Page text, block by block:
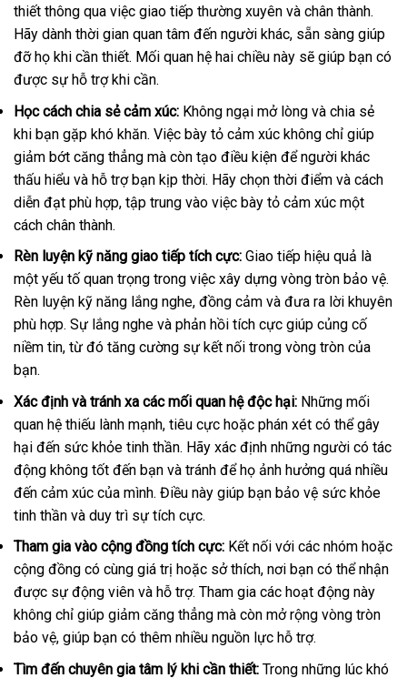
thiết thông qua việc giao tiếp thường xuyên và chân thành.
Hãy dành thời gian quan tâm đến người khác, sẵn sàng giúp
đỡ họ khi cần thiết. Mối quan hệ hai chiều này sẽ giúp bạn có
được sự hỗ trợ khi cần.
Học cách chia sẻ cảm xúc: Không ngại mở lòng và chia sẻ
khi bạn gặp khó khăn. Việc bày tỏ cảm xúc không chỉ giúp
giảm bớt căng thẳng mà còn tạo điều kiện để người khác
thấu hiểu và hỗ trợ bạn kịp thời. Hãy chọn thời điểm và cách
diễn đạt phù hợp, tập trung vào việc bày tỏ cảm xúc một
cách chân thành.
Rèn luyện kỹ năng giao tiếp tích cực: Giao tiếp hiệu quả là
một yếu tố quan trọng trong việc xây dựng vòng tròn bảo vệ.
Rèn luyện kỹ năng lắng nghe, đồng cảm và đưa ra lời khuyên
phù hợp. Sự lắng nghe và phản hồi tích cực giúp củng cố
niềm tin, từ đó tăng cường sự kết nối trong vòng tròn của
bạn.
Xác định và tránh xa các mối quan hệ độc hại: Những mối
quan hệ thiếu lành mạnh, tiêu cực hoặc phán xét có thể gây
hại đến sức khỏe tinh thần. Hãy xác định những người có tác
động không tốt đến bạn và tránh để họ ảnh hưởng quá nhiều
đến cảm xúc của mình. Điều này giúp bạn bảo vệ sức khỏe
tinh thần và duy trì sự tích cực.
Tham gia vào cộng đồng tích cực: Kết nối với các nhóm hoặc
cộng đồng có cùng giá trị hoặc sở thích, nơi bạn có thể nhận
được sự động viên và hỗ trợ. Tham gia các hoạt động này
không chỉ giúp giảm căng thẳng mà còn mở rộng vòng tròn
bảo vệ, giúp bạn có thêm nhiều nguồn lực hỗ trợ.
Tìm đến chuyên gia tâm lý khi cần thiết: Trong những lúc khó